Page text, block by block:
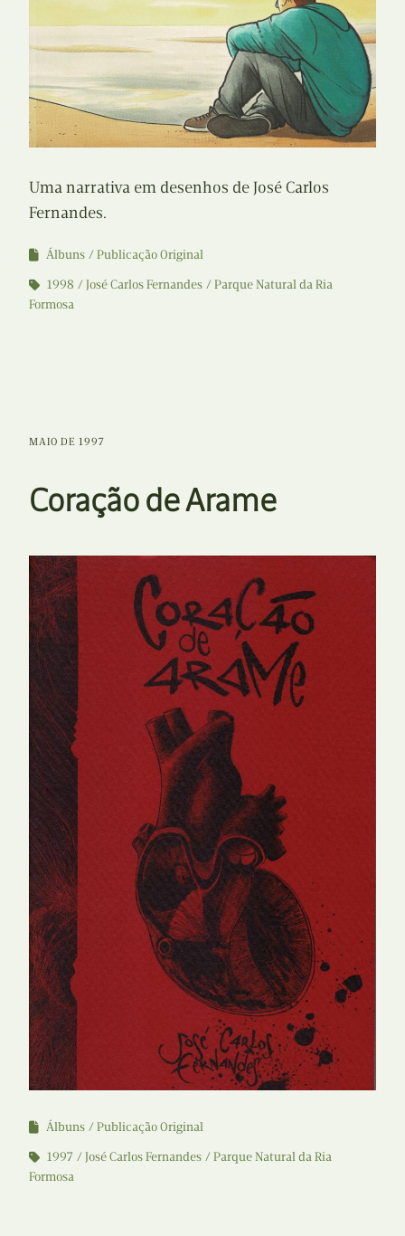
Uma narrativa em desenhos de José Carlos
Fernandes.
Álbuns
Publicação Original
1998
José Carlos Fernandes
Parque Natural da Ria
Formosa
MAIO DE 1997
Coração de Arame
Álbuns
Publicação Original
1997
José Carlos Fernandes
Parque Natural da Ria
Formosa